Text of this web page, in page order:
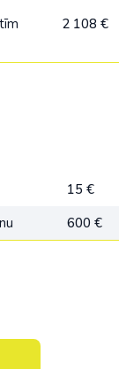
2 108 €
15 €
600 €